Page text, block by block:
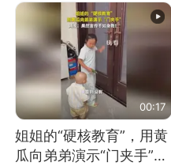
00:17
姐姐的“硬核教育”，用黄
瓜向弟弟演示“门夹手”，